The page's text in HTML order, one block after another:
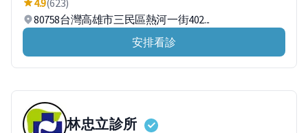
4.9(623)
80758台灣高雄市三民區熱河一街402...
安排看診
林忠立診所